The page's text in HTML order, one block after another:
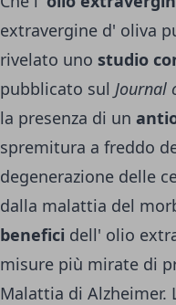
extravergine d' oliva
rivelato uno studio
pubblicato sul Journal
la presenza di un
spremitura a freddo
degenerazione delle
dalla malattia del
benefici dell' olio
misure più mirate di
Malattia di Alzheimer.